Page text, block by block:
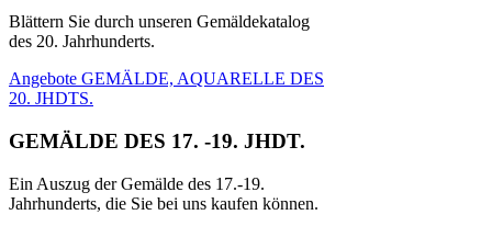
Blättern Sie durch unseren Gemäldekatalog
des 20. Jahrhunderts.
Angebote GEMÄLDE, AQUARELLE DES
20. JHDTS.
GEMÄLDE DES 17. -19. JHDT.
Ein Auszug der Gemälde des 17.-19.
Jahrhunderts, die Sie bei uns kaufen können.